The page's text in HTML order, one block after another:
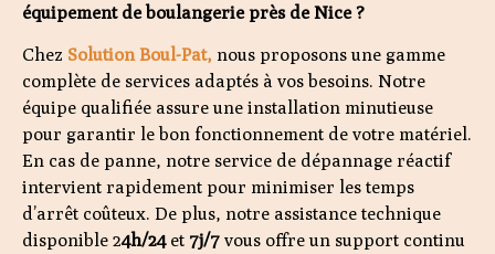
équipement de boulangerie près de Nice ?
Chez Solution Boul-Pat, nous proposons une gamme
complète de services adaptés à vos besoins. Notre
équipe qualifiée assure une installation minutieuse
pour garantir le bon fonctionnement de votre matériel.
En cas de panne, notre service de dépannage réactif
intervient rapidement pour minimiser les temps
d’arrêt coûteux. De plus, notre assistance technique
disponible 24h/24et 7j/7 vous offre un support continu